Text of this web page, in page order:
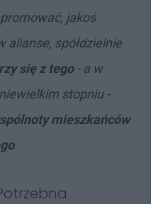
jakoś
alianse, spółdzielnie
się z tego- a w
stopniu -
mieszkańców
.